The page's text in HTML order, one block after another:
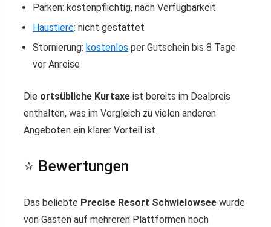
Parken: kostenpflichtig, nach Verfügbarkeit
Haustiere: nicht gestattet
Stornierung: kostenlos per Gutschein bis 8 Tage
vor Anreise
Die ortsübliche Kurtaxe ist bereits im Dealpreis
enthalten, was im Vergleich zu vielen anderen
Angeboten ein klarer Vorteil ist.
⭐ Bewertungen
Das beliebte Precise Resort Schwielowsee wurde
von Gästen auf mehreren Plattformen hoch